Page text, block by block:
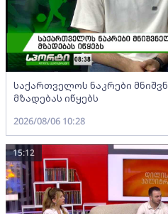
საქართველოს ნაკრები
მზადებას იწყებს
2026/08/06 10:28
15:12